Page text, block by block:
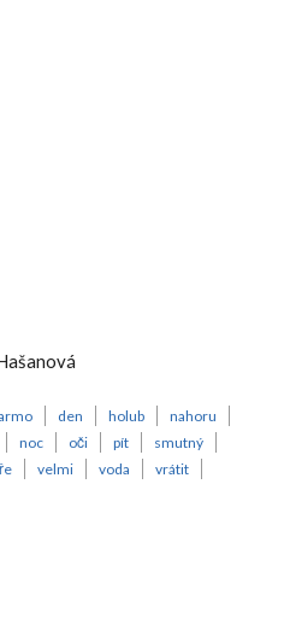
den holub
nahoru
noc oči pít
smutný
velmi voda
vrátit